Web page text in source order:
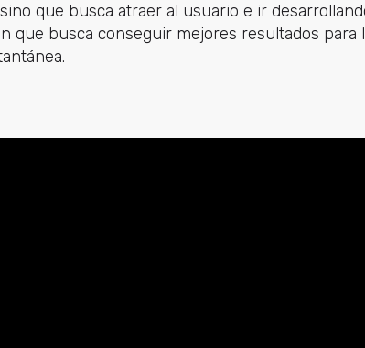
que busca atraer al usuario e ir
que busca conseguir mejores resultados para